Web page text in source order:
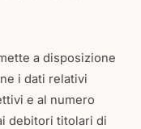
a disposizione
i dati relativi
e al numero
debitori titolari di